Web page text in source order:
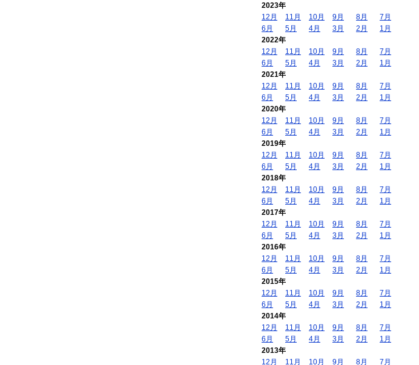
2023年
12月
11月 10月 9月 8月
7月
6月
5月 4月 3月 2月
1月
2022年
12月
11月 10月 9月 8月
7月
6月
5月 4月 3月 2月
1月
2021年
12月
11月 10月 9月 8月
7月
6月
5月 4月 3月 2月
1月
2020年
12月
11月 10月 9月 8月
7月
6月
5月 4月 3月 2月
1月
2019年
12月
11月 10月 9月 8月
7月
6月
5月 4月 3月 2月
1月
2018年
12月
11月 10月 9月 8月
7月
6月
5月 4月 3月 2月
1月
2017年
12月
11月 10月 9月 8月
7月
6月
5月 4月 3月 2月
1月
2016年
12月
11月 10月 9月 8月
7月
6月
5月 4月 3月 2月
1月
2015年
12月
11月 10月 9月 8月
7月
6月
5月 4月 3月 2月
1月
2014年
12月
11月 10月 9月 8月
7月
6月
5月 4月 3月 2月
1月
2013年
12月
11月 10月 9月 8月 7月